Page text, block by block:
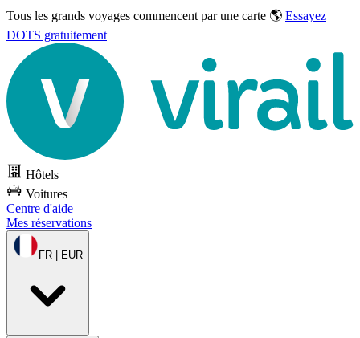
Tous les grands voyages commencent par une carte 🌎 Essayez
DOTS gratuitement
Hôtels
Voitures
Centre d'aide
Mes réservations
FR | EUR